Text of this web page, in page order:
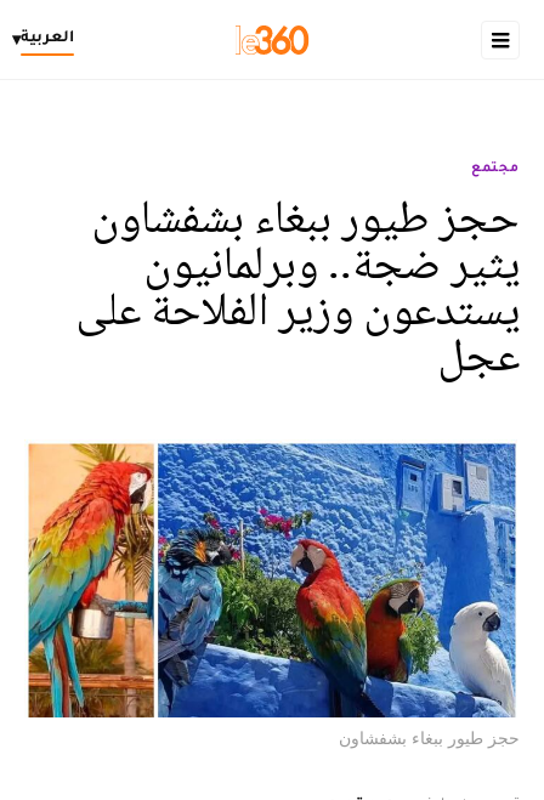
العربية▾
مجتمع
حجز طيور ببغاء بشفشاون
يثير ضجة.. وبرلمانيون
يستدعون وزير الفلاحة على
عجل
حجز طيور ببغاء بشفشاون